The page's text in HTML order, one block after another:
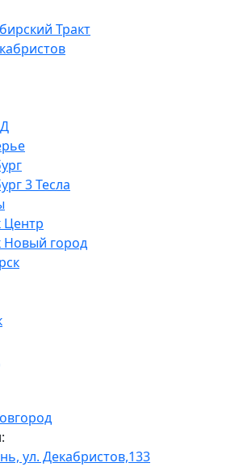
Тракт
3 Тесла
Центр
Новый город
ул. Декабристов,133